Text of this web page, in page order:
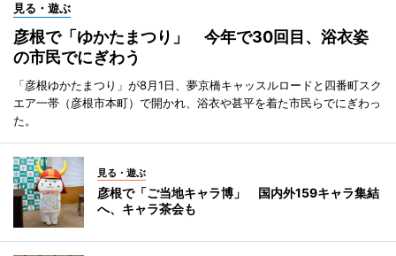
見る・遊ぶ
彦根で「ゆかたまつり」 今年で30回目、浴衣姿
の市民でにぎわう
「彦根ゆかたまつり」が8月1日、夢京橋キャッスルロードと四番町スク
エア一帯（彦根市本町）で開かれ、浴衣や甚平を着た市民らでにぎわっ
た。
見る・遊ぶ
彦根で「ご当地キャラ博」 国内外159キャラ集結
へ、キャラ茶会も